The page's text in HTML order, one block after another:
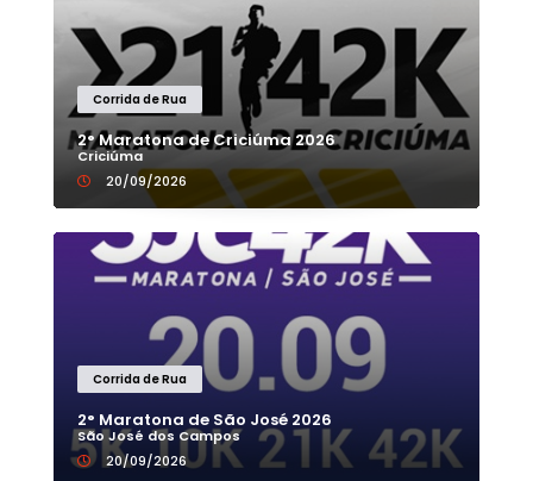
Corrida de Rua
2° Maratona de Criciúma 2026
Criciúma
20/09/2026
Corrida de Rua
2° Maratona de São José 2026
São José dos Campos
20/09/2026